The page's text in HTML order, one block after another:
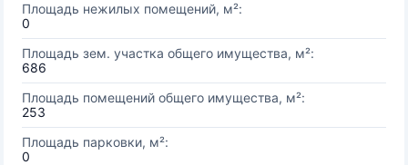
Площадь нежилых помещений, м²:
0
Площадь зем. участка общего имущества, м²:
686
Площадь помещений общего имущества, м²:
253
Площадь парковки, м²:
0